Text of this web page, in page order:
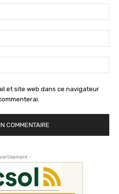
et site web dans ce navigateur
-